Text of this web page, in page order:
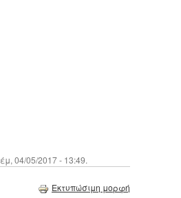
04/05/2017 - 13:49.
Εκτυπώσιμη μορφή